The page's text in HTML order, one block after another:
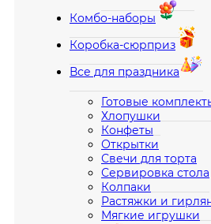
Комбо-наборы
Коробка-сюрприз
Все для праздника
Готовые
Хлопушки
Конфеты
Открытки
Свечи для торта
Сервировка стола
Колпаки
Растяжки и
Мягкие игрушки